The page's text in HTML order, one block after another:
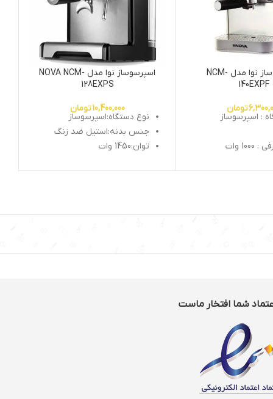
اسپرسو ساز نوا مدل NCM-
140EXPF
تومان
: اسپرسوساز
وات
بخار بصورت دستی
اسپرسوساز نوا مدل NOVA NCM-
128EXPS
10,400,000تومان
نوع دستگاه:اسپرسوساز
جنس بدنه:استیل ضد زنگ
توان:1450 وات
شما افتخار ماست